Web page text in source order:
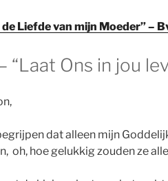
Liefde van mijn Moeder” –
“Laat Ons in jou
dat alleen mijn
oh, hoe gelukkig zouden ze